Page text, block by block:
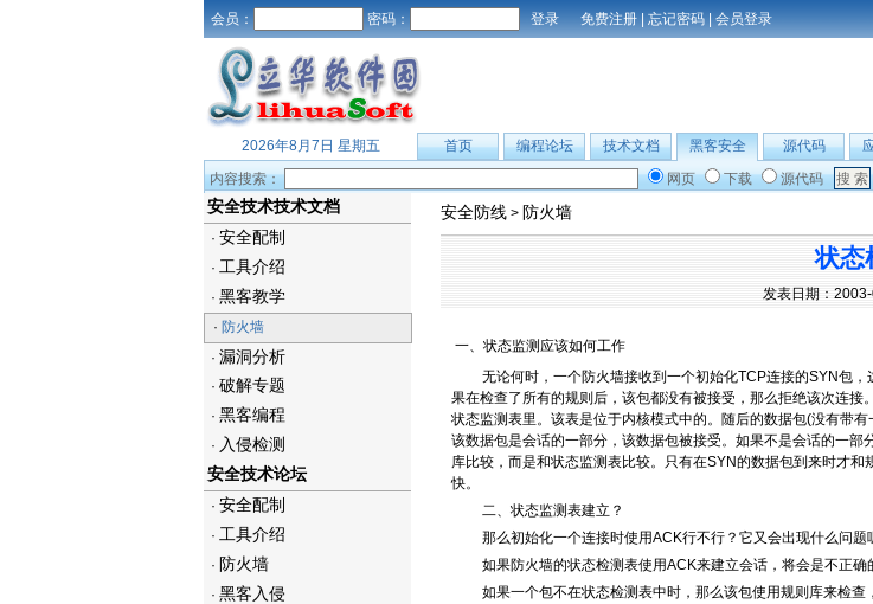
会员： 密码： 免费注册 | 忘记密码 | 会员登录
2026年8月7日 星期五 首页 编程论坛 技术文档 黑客安全 源代码
内容搜索：
网页 下载 源代码
安全技术技术文档
· 安全配制
· 工具介绍
· 黑客教学
· 防火墙
· 漏洞分析
· 破解专题
· 黑客编程
· 入侵检测
安全技术论坛
· 安全配制
· 工具介绍
· 防火墙
· 黑客入侵
安全防线 > 防火墙
状态
发表日期：
一、状态监测应该如何工作
无论何时，一个防火墙接收到一个初始化TCP连接的SYN包
果在检查了所有的规则后，该包都没有被接受，那么拒绝该次连
状态监测表里。该表是位于内核模式中的。随后的数据包(没有带
该数据包是会话的一部分，该数据包被接受。如果不是会话的一
库比较，而是和状态监测表比较。只有在SYN的数据包到来时才
快。
二、状态监测表建立？
那么初始化一个连接时使用ACK行不行？它又会出现什么问题
如果防火墙的状态检测表使用ACK来建立会话，将会是不正确
如果一个包不在状态检测表中时，那么该包使用规则库来检